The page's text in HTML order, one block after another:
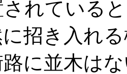
れている
に招き入れ
路に並木は